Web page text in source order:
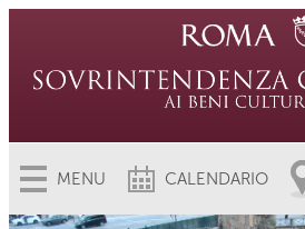
MENU CALENDARIO